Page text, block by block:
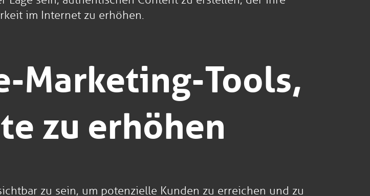
im Internet zu erhöhen.
Marketing-Tools,
zu erhöhen
zu sein, um potenzielle Kunden zu erreichen und zu